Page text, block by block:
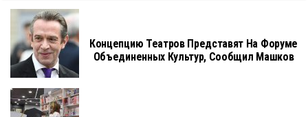
Концепцию Театров Представят На Форуме
Объединенных Культур, Сообщил Машков